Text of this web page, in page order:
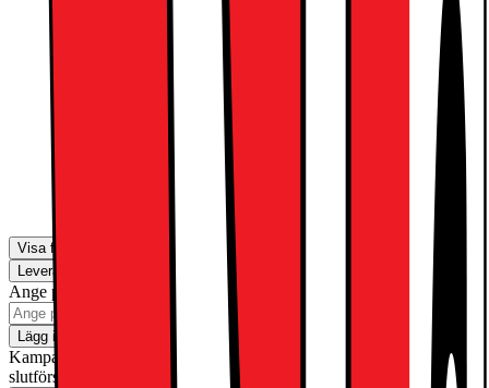
Apple Pencil Pro
1595.-
Visa fler
Leverans
Ange postnummer för leveransinformation
Lägg i kundvagn
Kampanj! Gäller t.o.m. söndag 30 augusti med reservation för
slutförsäljning